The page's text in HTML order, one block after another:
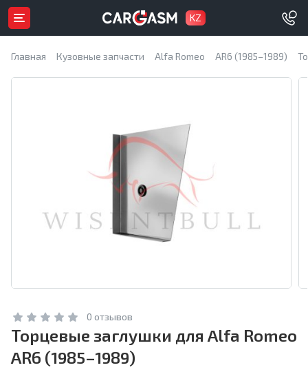
KZ
Главная Кузовные запчасти Alfa Romeo AR6 (1985–1989)
0 отзывов
Торцевые заглушки для Alfa Romeo
AR6 (1985–1989)